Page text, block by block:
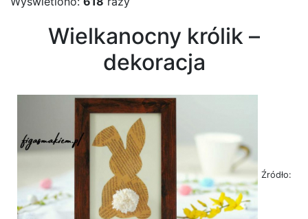
Wielkanocny królik –
dekoracja
Źródło: